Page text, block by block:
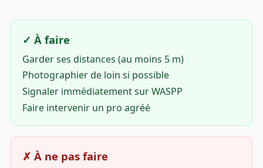
✓ À faire
Garder ses distances (au moins 5 m)
Photographier de loin si possible
Signaler immédiatement sur WASPP
Faire intervenir un pro agréé
✗ À ne pas faire